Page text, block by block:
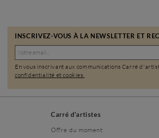
INSCRIVEZ-VOUS À LA NEWSLETTER ET
En vous inscrivant aux communications Carré
confidentialité et cookies.
Carré d'artistes
Offre du moment